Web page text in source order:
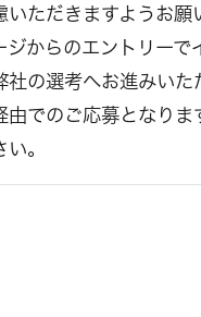
いただきますようお願
ジからのエントリーで
社の選考へお進みいた
由でのご応募となりま
。